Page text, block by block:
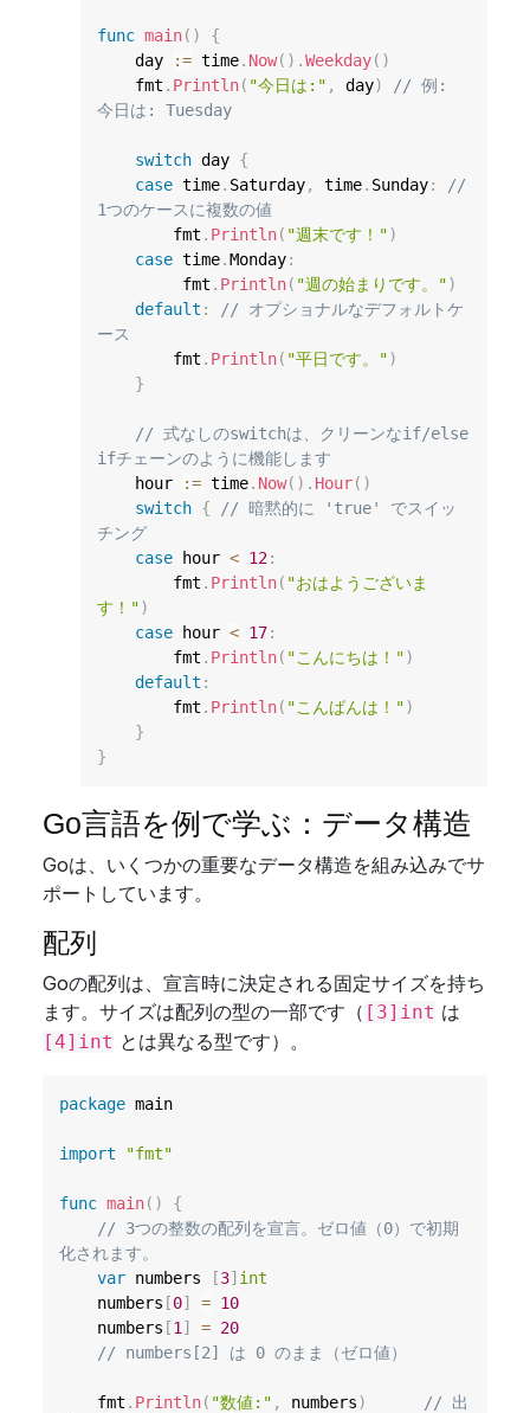
func main( )
{
    day
:= time. Now( ) .Weekday( )
    fmt
. Println( "今日は:" , day)
// 例:
今日は: Tuesday
switch day {
case time. Saturday, time. Sunday:
//
1つのケースに複数の値
        fmt
. Println( "週末です！")
case time.Monday:
         fmt
. Println( "週の始まりです。")
default :
// オプショナルなデフォルトケ
ース
        fmt
. Println( "平日です。")
}
// 式なしのswitchは、クリーンなif/else
ifチェーンのように機能します
    hour
:= time. Now( ) . Hour( )
switch {
// 暗黙的に 'true' でスイッ
チング
case hour < 12:
        fmt
. Println( "おはようございま
す！")
case hour < 17:
        fmt
. Println( "こんにちは！")
default :
        fmt
. Println( "こんばんは！")
}
}
Go言語を例で学ぶ：データ構造
Goは、いくつかの重要なデータ構造を組み込みでサ
ポートしています。
配列
Goの配列は、宣言時に決定される固定サイズを持ち
ます。サイズは配列の型の一部です（ [3]int は
[4]int とは異なる型です）。
package main
import "fmt"
func main( )
{
// 3つの整数の配列を宣言。ゼロ値（0）で初期
化されます。
var numbers [3] int
	numbers
[0] = 10
	numbers
[1 ] = 20
// numbers[2] は 0 のまま（ゼロ値）
	fmt
. Println( "数値:" , numbers)
// 出